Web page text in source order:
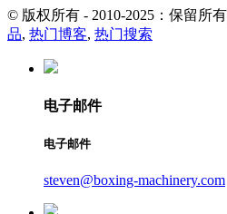
© 版权所有 - 2010-2025：保留所有
品, 热门博客, 热门搜索
电子邮件
电子邮件
steven@boxing-machinery.com